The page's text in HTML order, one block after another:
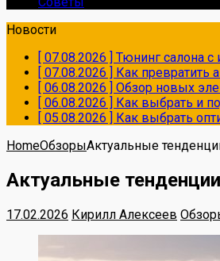
Новости
[ 07.08.2026 ] Тюнинг салона с
[ 07.08.2026 ] Как превратить
[ 06.08.2026 ] Обзор новых
[ 06.08.2026 ] Как выбрать и
[ 05.08.2026 ] Как выбрать
HomeОбзорыАктуальные
Актуальные
17.02.2026 Кирилл Алексеев